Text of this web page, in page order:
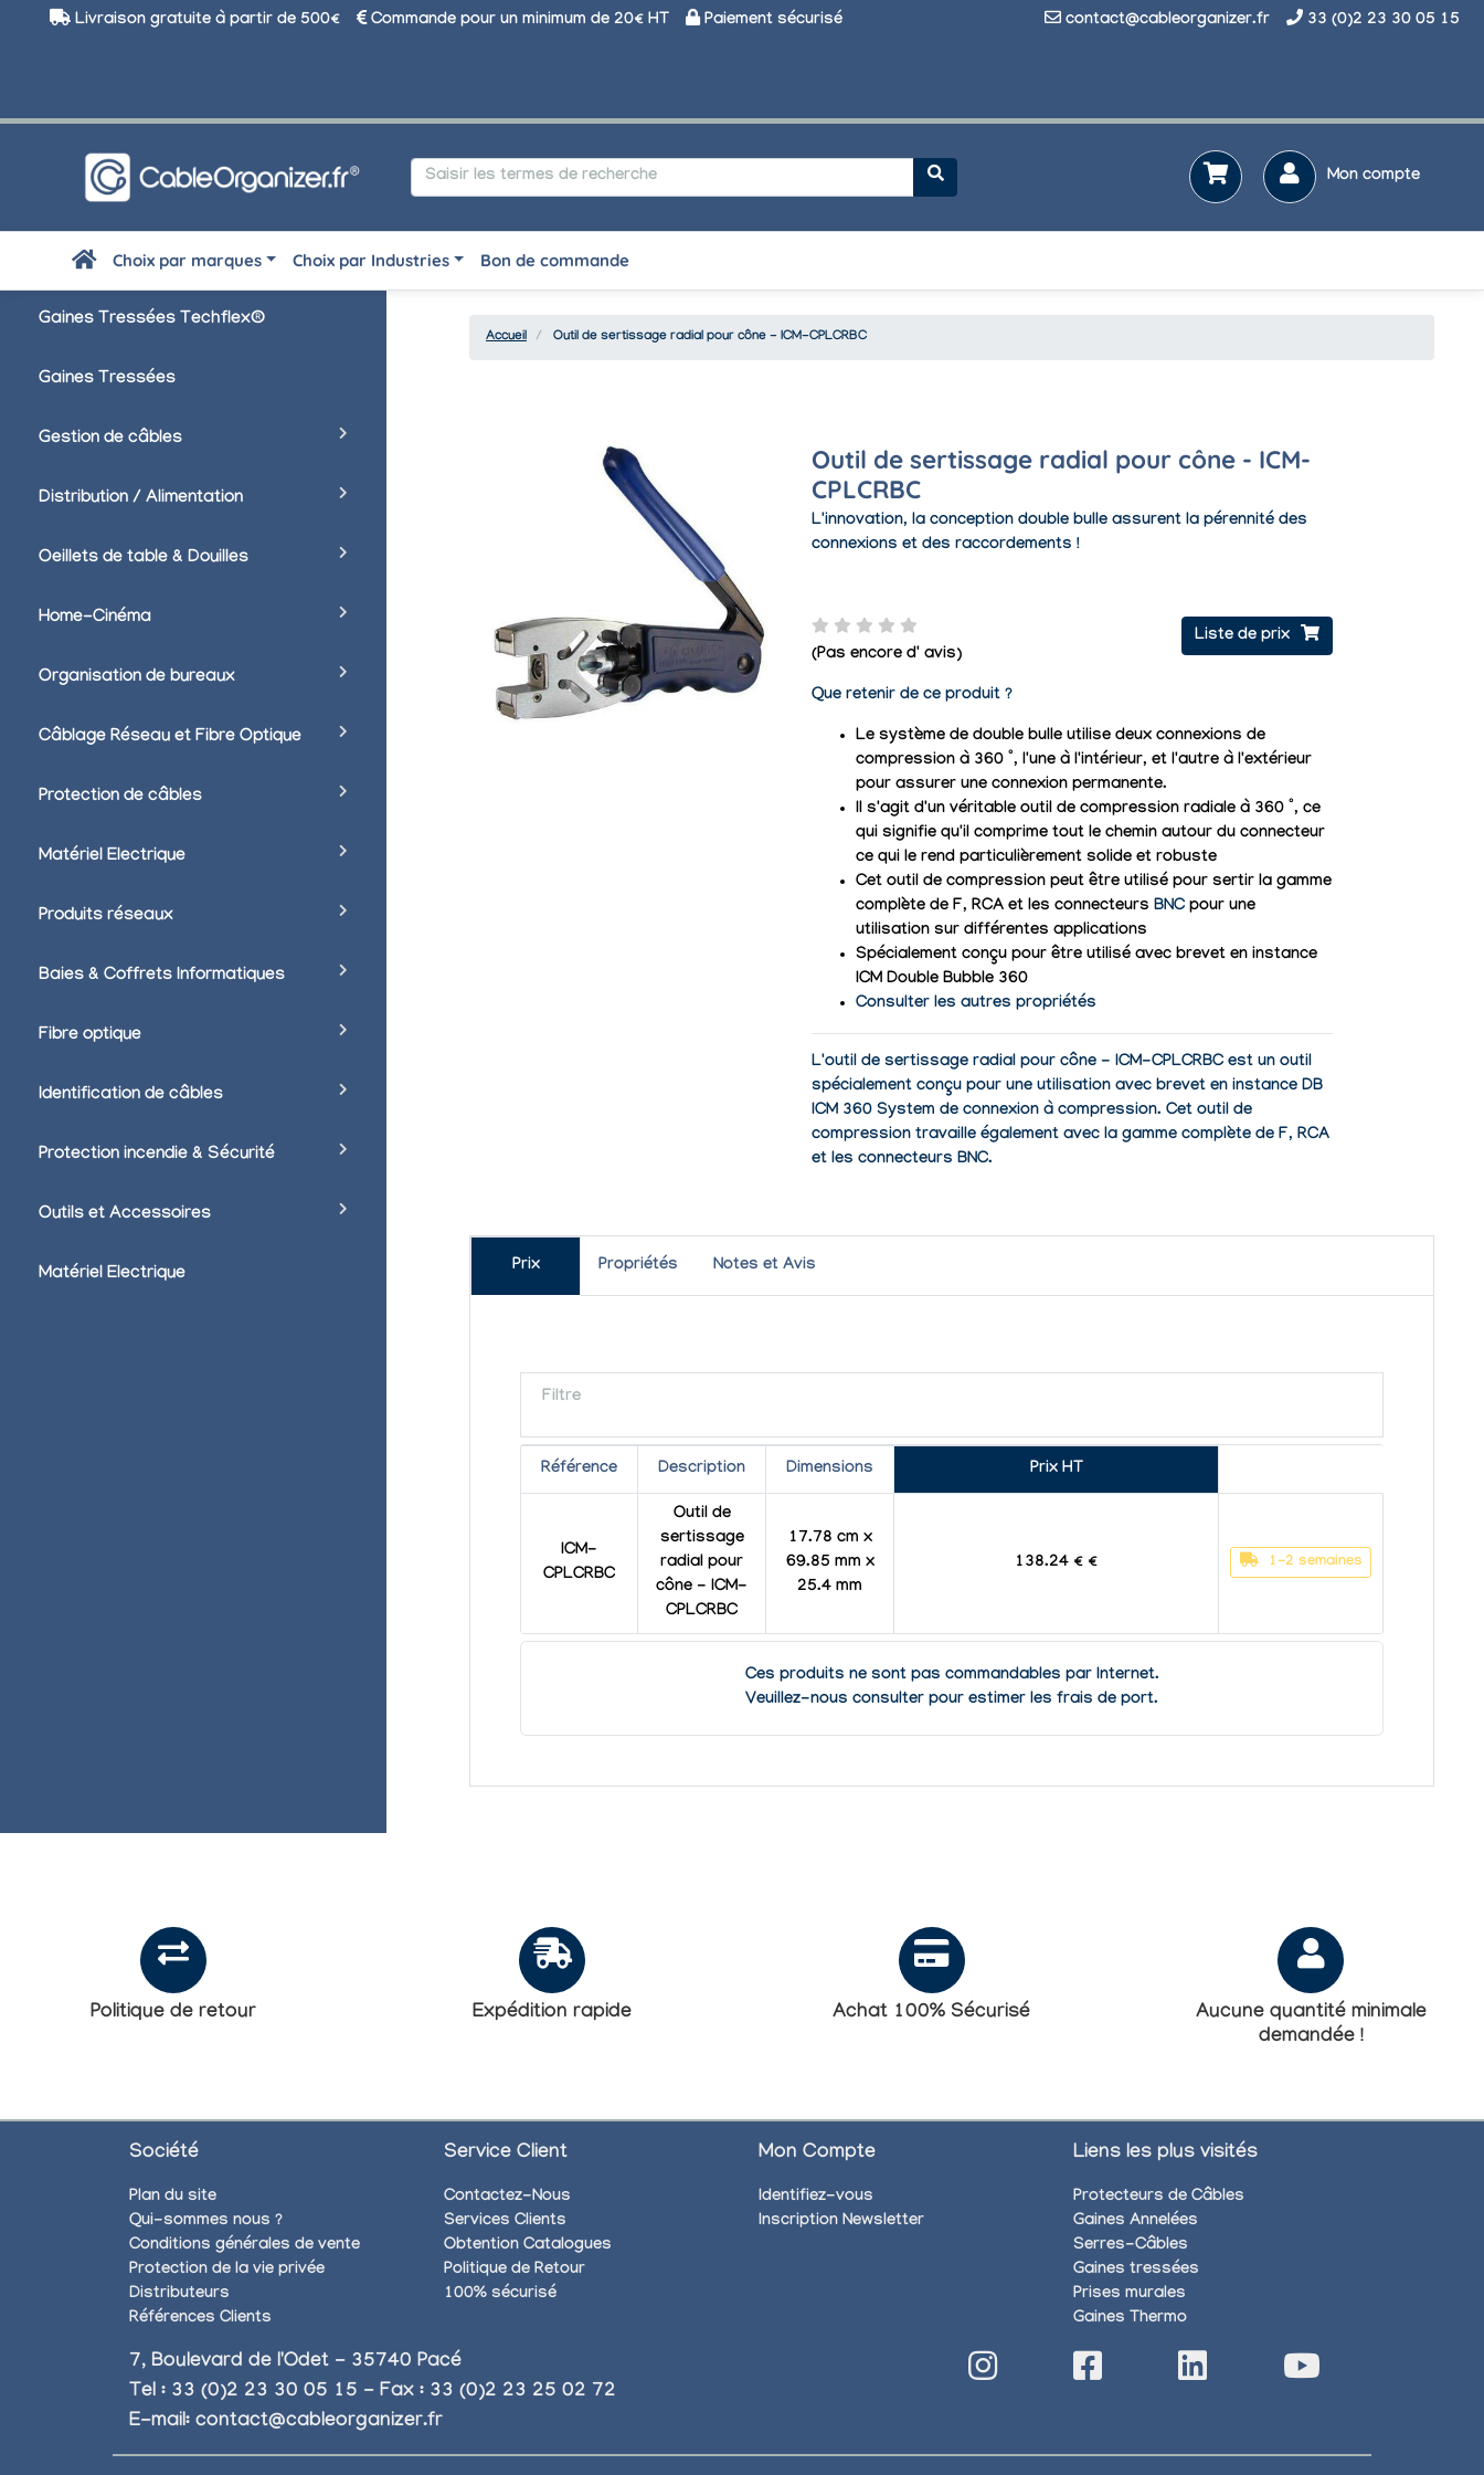
Livraison gratuite à partir de 500€ Commande pour un minimum de 20€ HT Paiement sécurisé contact@cableorganizer.fr 33 (0)2 23 30 05 15
Mon compte
Choix par marques Choix par Industries Bon de commande
Gaines Tressées Techflex®
Gaines Tressées
Gestion de câbles
Distribution / Alimentation
Oeillets de table & Douilles
Home-Cinéma
Organisation de bureaux
Câblage Réseau et Fibre Optique
Protection de câbles
Matériel Electrique
Produits réseaux
Baies & Coffrets Informatiques
Fibre optique
Identification de câbles
Protection incendie & Sécurité
Outils et Accessoires
Matériel Electrique
Accueil Outil de sertissage radial pour cône - ICM-CPLCRBC
Outil de sertissage radial pour cône - ICM-
CPLCRBC
L'innovation, la conception double bulle assurent la pérennité des
connexions et des raccordements !
(Pas encore d' avis)
Liste de prix
Que retenir de ce produit ?
Le système de double bulle utilise deux connexions de
compression à 360 °, l'une à l'intérieur, et l'autre à l'extérieur
pour assurer une connexion permanente.
Il s'agit d'un véritable outil de compression radiale à 360 °, ce
qui signifie qu'il comprime tout le chemin autour du connecteur
ce qui le rend particulièrement solide et robuste
Cet outil de compression peut être utilisé pour sertir la gamme
complète de F, RCA et les connecteursBNC pour une
utilisation sur différentes applications
Spécialement conçu pour être utilisé avec brevet en instance
ICM Double Bubble 360
Consulter les autres propriétés
L'outil de sertissage radial pour cône - ICM-CPLCRBC est un outil
spécialement conçu pour une utilisation avec brevet en instance DB
ICM 360 System de connexion à compression. Cet outil de
compression travaille également avec la gamme complète de F, RCA
et les connecteurs BNC.
Prix Propriétés Notes et Avis
Filtre
Référence Description Dimensions Prix HT
ICM-
CPLCRBC
Outil de
sertissage
radial pour
cône - ICM-
CPLCRBC
17.78 cm x
69.85 mm x
25.4 mm
138.24 € € 1-2 semaines
Ces produits ne sont pas commandables par Internet.
Veuillez-nous consulter pour estimer les frais de port.
Politique de retour Expédition rapide Achat 100% Sécurisé
Aucune quantité minimale
demandée !
Société
Plan du site
Qui-sommes nous ?
Conditions générales de vente
Protection de la vie privée
Distributeurs
Références Clients
Service Client
Contactez-Nous
Services Clients
Obtention Catalogues
Politique de Retour
100% sécurisé
Mon Compte
Identifiez-vous
Inscription Newsletter
Liens les plus visités
Protecteurs de Câbles
Gaines Annelées
Serres-Câbles
Gaines tressées
Prises murales
Gaines Thermo
7, Boulevard de l'Odet - 35740 Pacé
Tel : 33 (0)2 23 30 05 15 - Fax : 33 (0)2 23 25 02 72
E-mail: contact@cableorganizer.fr